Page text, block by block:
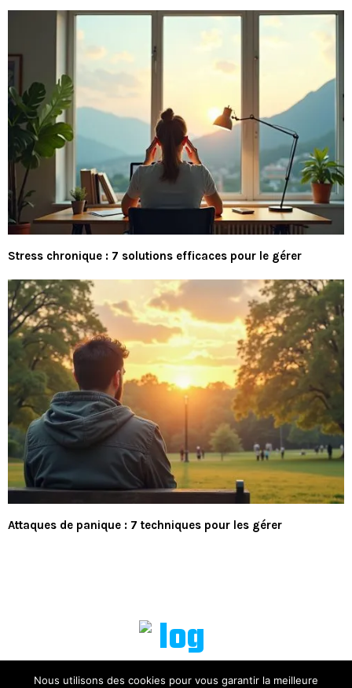
Stress chronique : 7 solutions efficaces pour le gérer
Attaques de panique : 7 techniques pour les gérer
Nous utilisons des cookies pour vous garantir la meilleure